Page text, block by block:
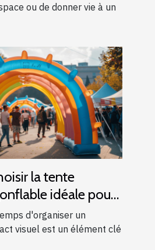
ou de donner vie à un
la tente
idéale pour
d'organiser un
visuel est un élément clé